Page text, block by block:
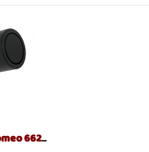
BMW FIAT Alfa Romeo 66206989068